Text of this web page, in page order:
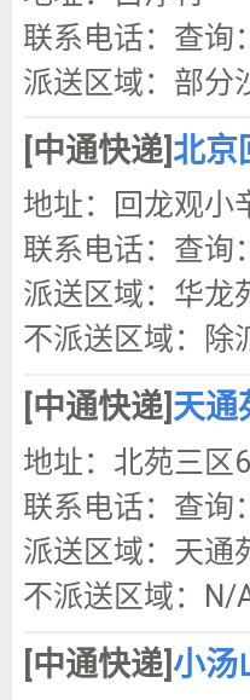
联系电话：查询
派送区域：部分
[中通快递]北京
地址：回龙观小
联系电话：查询
派送区域：华龙
不派送区域：除
[中通快递]天通
地址：北苑三区
联系电话：查询
派送区域：天通
不派送区域：N/
[中通快递]小汤